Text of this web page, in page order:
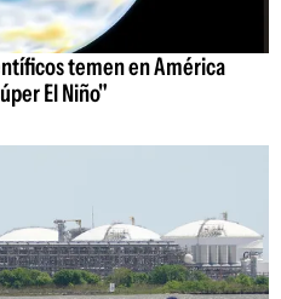
temen en América
El Niño"